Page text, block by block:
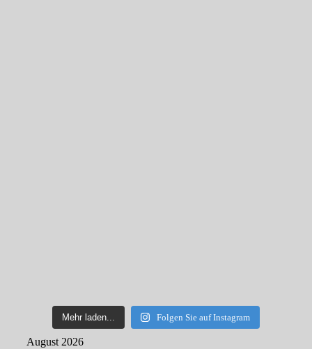
Mehr laden... Folgen Sie auf Instagram
August 2026